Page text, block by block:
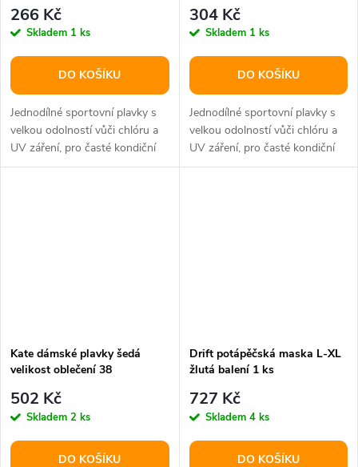
266 Kč
Skladem 1 ks
DO KOŠÍKU
Jednodílné sportovní plavky s
velkou odolností vůči chlóru a
UV záření, pro časté kondiční
plavání.
304 Kč
Skladem 1 ks
DO KOŠÍKU
Jednodílné sportovní plavky s
velkou odolností vůči chlóru a
UV záření, pro časté kondiční
plavání.
Kate dámské plavky šedá
velikost oblečení 38
502 Kč
Skladem 2 ks
DO KOŠÍKU
Drift potápěčská maska L-XL
žlutá balení 1 ks
727 Kč
Skladem 4 ks
DO KOŠÍKU